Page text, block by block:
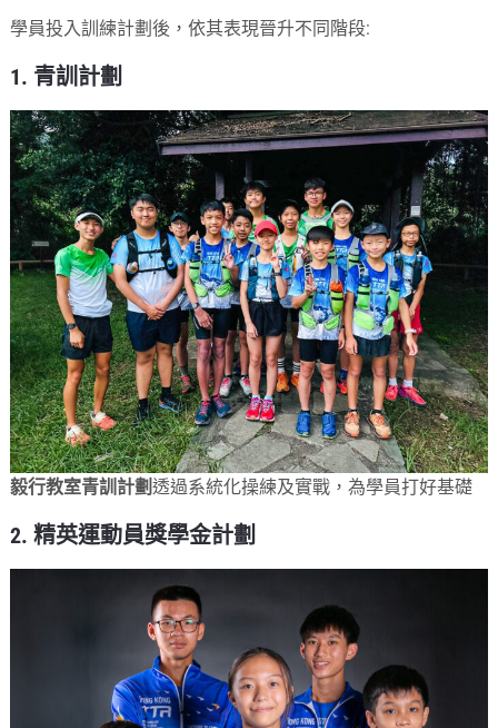
學員投入訓練計劃後，依其表現晉升不同階段:
1. 青訓計劃
毅行教室青訓計劃透過系統化操練及實戰，為學員打好基礎
2. 精英運動員獎學金計劃